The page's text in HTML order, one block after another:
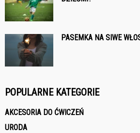
PASEMKA NA SIWE
POPULARNE KATEGORIE
AKCESORIA DO ĆWICZEŃ
URODA